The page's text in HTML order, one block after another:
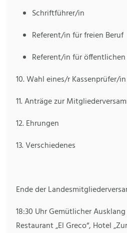
Schriftführer/in
Referent/in für freien Beruf
Referent/in für
10. Wahl eines/r Kassenprüfer/in
11. Anträge zur
12. Ehrungen
13. Verschiedenes
Ende der
18:30 Uhr Gemütlicher
Restaurant „El Greco“, Hotel